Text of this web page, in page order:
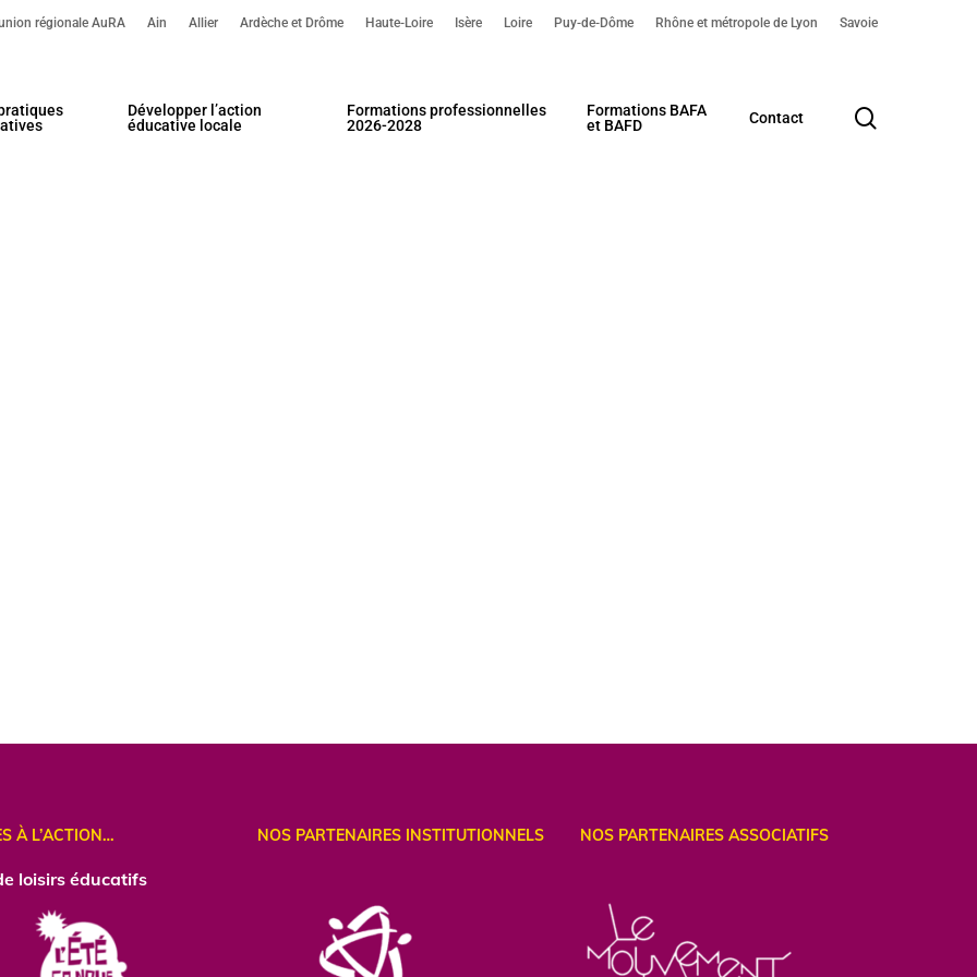
régionale AuRA Ain Allier Ardèche et Drôme Haute-Loire Isère Loire Puy-de-Dôme Rhône et métropole de Lyon Savoie
Développer l’action
éducative locale
Formations professionnelles
2026-2028
Formations BAFA
et BAFD
Contact
À L’ACTION…
loisirs éducatifs
NOS PARTENAIRES INSTITUTIONNELS NOS PARTENAIRES ASSOCIATIFS